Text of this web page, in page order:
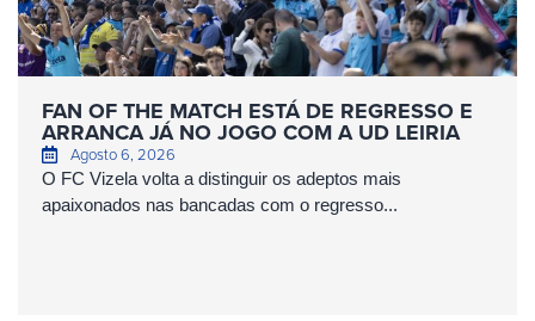
FAN OF THE MATCH ESTÁ DE REGRESSO E
ARRANCA JÁ NO JOGO COM A UD LEIRIA
Agosto 6, 2026
O FC Vizela volta a distinguir os adeptos mais
apaixonados nas bancadas com o regresso...